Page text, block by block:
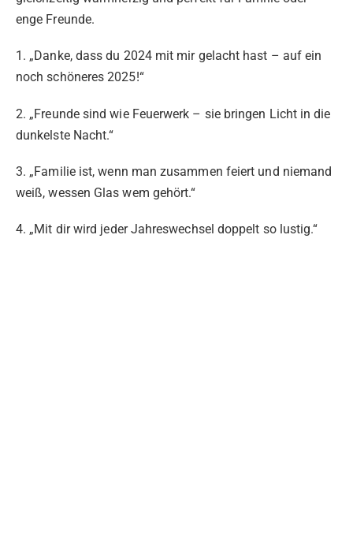
enge Freunde.
1. „Danke, dass du 2024 mit mir gelacht hast – auf ein
noch schöneres 2025!“
2. „Freunde sind wie Feuerwerk – sie bringen Licht in die
dunkelste Nacht.“
3. „Familie ist, wenn man zusammen feiert und niemand
weiß, wessen Glas wem gehört.“
4. „Mit dir wird jeder Jahreswechsel doppelt so lustig.“